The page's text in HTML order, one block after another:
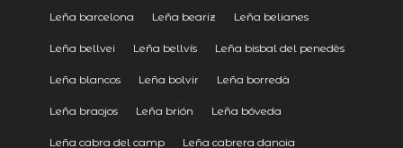
Leña barcelona Leña beariz Leña belianes
Leña bellvei Leña bellvís Leña bisbal del penedès
Leña blancos Leña bolvir Leña borredà
Leña braojos Leña brión Leña bóveda
Leña cabra del camp Leña cabrera danoia